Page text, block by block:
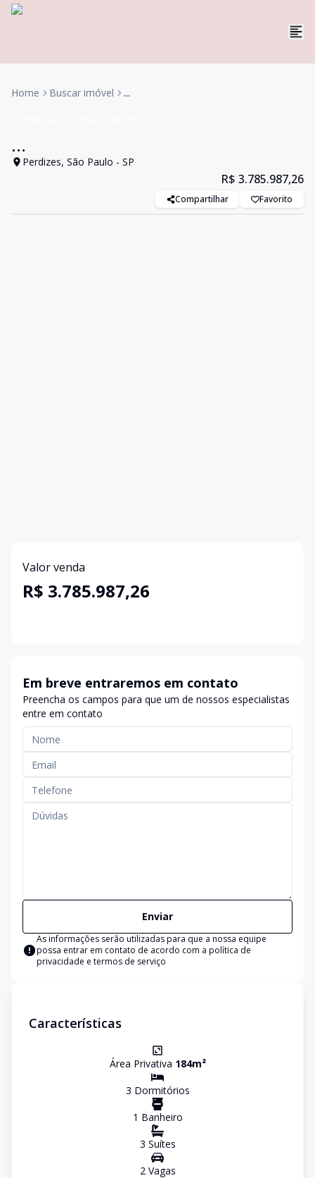
Home Buscar imóvel ...
...
Perdizes, São Paulo - SP
R$ 3.785.987,26
Compartilhar Favorito
Valor venda
R$ 3.785.987,26
Em breve entraremos em contato
Preencha os campos para que um de nossos especialistas
entre em contato
Enviar
As informações serão utilizadas para que a nossa equipe
possa entrar em contato de acordo com a política de
privacidade e termos de serviço
Características
Área Privativa 184m²
3 Dormitórios
1 Banheiro
3 Suítes
2Vagas